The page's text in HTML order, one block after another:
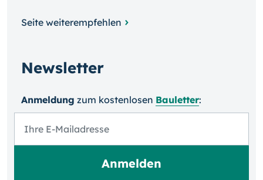
Seite weiterempfehlen
Newsletter
Anmeldung zum kosten­losen Bauletter: